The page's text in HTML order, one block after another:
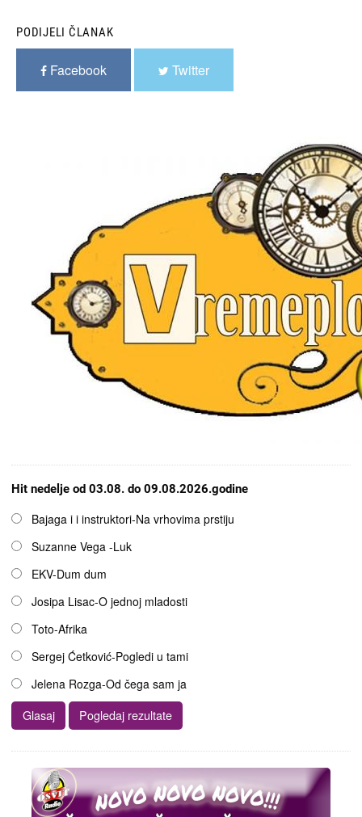
PODIJELI ČLANAK
Facebook Twitter
Hit nedelje od 03.08. do 09.08.2026.godine
OpcijeBajaga i i instruktori-Na vrhovima prstiju
Suzanne Vega -Luk
EKV-Dum dum
Josipa Lisac-O jednoj mladosti
Toto-Afrika
Sergej Ćetković-Pogledi u tami
Jelena Rozga-Od čega sam ja